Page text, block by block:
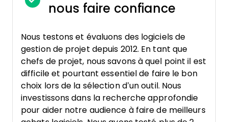
nous faire confiance
Nous testons et évaluons des logiciels de
gestion de projet depuis 2012. En tant que
chefs de projet, nous savons à quel point il est
difficile et pourtant essentiel de faire le bon
choix lors de la sélection d’un outil. Nous
investissons dans la recherche approfondie
pour aider notre audience à faire de meilleurs